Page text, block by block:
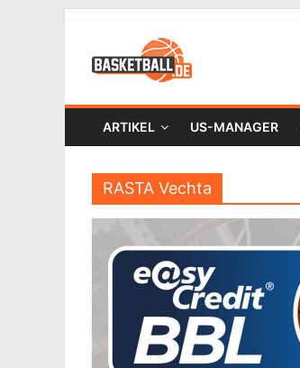
ARTIKEL US-MANAGER
RASTA Vechta